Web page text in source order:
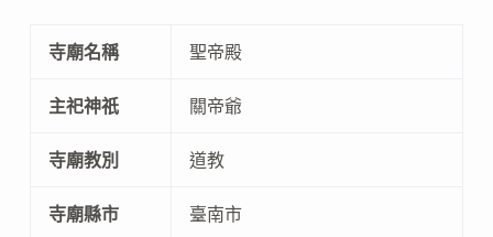
寺廟名稱 聖帝殿
主祀神祇 關帝爺
寺廟教別 道教
寺廟縣市 臺南市